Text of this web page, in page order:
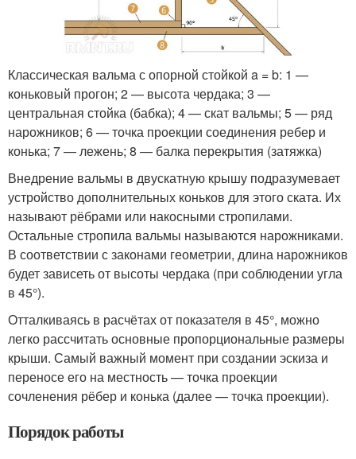
Классическая вальма с опорной стойкой a = b: 1 —
коньковый прогон; 2 — высота чердака; 3 —
центральная стойка (бабка); 4 — скат вальмы; 5 — ряд
нарожников; 6 — точка проекции соединения ребер и
конька; 7 — лежень; 8 — балка перекрытия (затяжка)
Внедрение вальмы в двускатную крышу подразумевает
устройство дополнительных коньков для этого ската. Их
называют рёбрами или накосными стропилами.
Остальные стропила вальмы называются нарожниками.
В соответствии с законами геометрии, длина нарожников
будет зависеть от высоты чердака (при соблюдении угла
в 45°).
Отталкиваясь в расчётах от показателя в 45°, можно
легко рассчитать основные пропорциональные размеры
крыши. Самый важный момент при создании эскиза и
переносе его на местность — точка проекции
сочленения рёбер и конька (далее — точка проекции).
Порядок работы